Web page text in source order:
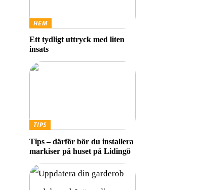
HEM
Ett tydligt uttryck med liten
insats
TIPS
Tips – därför bör du installera
markiser på huset på Lidingö